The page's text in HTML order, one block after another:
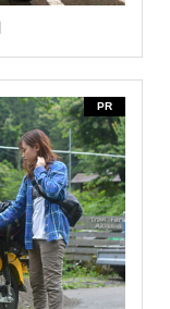
PR